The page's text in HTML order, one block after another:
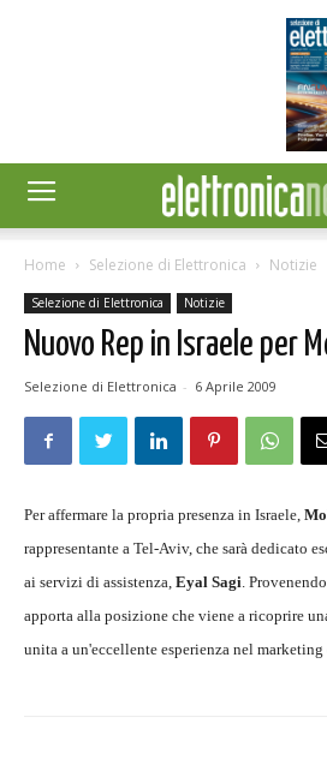
Home Selezione di Elettronica Notizie
Selezione di Elettronica Notizie
Nuovo Rep in Israele per
Selezione di Elettronica - 6 Aprile 2009
Per affermare la propria presenza in Israele,
rappresentante a Tel-Aviv, che sarà dedicato
ai servizi di assistenza, Eyal Sagi.
apporta alla posizione che viene a ricoprire
unita a un'eccellente esperienza nel